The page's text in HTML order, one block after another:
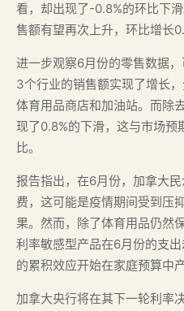
看，却出现了-0.8%的环比下
售额有望再次上升，环比增长
进一步观察6月份的零售数据
3个行业的销售额实现了增长
体育用品商店和加油站。而除
现了0.8%的下滑，这与市场
比。
报告指出，在6月份，加拿大
费，这可能是疫情期间受到压
果。然而，除了体育用品仍然
利率敏感型产品在6月份的支
的累积效应开始在家庭预算中
加拿大央行将在其下一轮利率